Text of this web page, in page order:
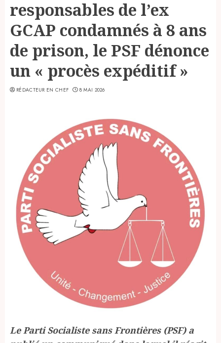
responsables de l’ex
GCAP condamnés à 8 ans
de prison, le PSF dénonce
un « procès expéditif »
RÉDACTEUR EN CHEF 8 MAI 2026
Le Parti Socialiste sans Frontières (PSF) a